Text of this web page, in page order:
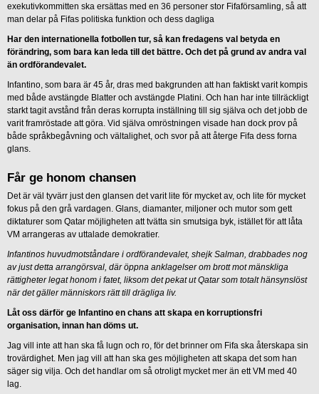
exekutivkommitten ska ersättas med en 36 personer stor Fifaförsamling, så att
man delar på Fifas politiska funktion och dess dagliga
Har den internationella fotbollen tur, så kan fredagens val betyda en
förändring, som bara kan leda till det bättre. Och det på grund av andra val
än ordförandevalet.
Infantino, som bara är 45 år, dras med bakgrunden att han faktiskt varit kompis
med både avstängde Blatter och avstängde Platini. Och han har inte tillräckligt
starkt tagit avstånd från deras korrupta inställning till sig själva och det jobb de
varit framröstade att göra. Vid själva omröstningen visade han dock prov på
både språkbegåvning och vältalighet, och svor på att återge Fifa dess forna
glans.
Får ge honom chansen
Det är väl tyvärr just den glansen det varit lite för mycket av, och lite för mycket
fokus på den grå vardagen. Glans, diamanter, miljoner och mutor som gett
diktaturer som Qatar möjligheten att tvätta sin smutsiga byk, istället för att låta
VM arrangeras av uttalade demokratier.
Infantinos huvudmotståndare i ordförandevalet, shejk Salman, drabbades nog
av just detta arrangörsval, där öppna anklagelser om brott mot mänskliga
rättigheter legat honom i fatet, liksom det pekat ut Qatar som totalt hänsynslöst
när det gäller människors rätt till drägliga liv.
Låt oss därför ge Infantino en chans att skapa en korruptionsfri
organisation, innan han döms ut.
Jag vill inte att han ska få lugn och ro, för det brinner om Fifa ska återskapa sin
trovärdighet. Men jag vill att han ska ges möjligheten att skapa det som han
säger sig vilja. Och det handlar om så otroligt mycket mer än ett VM med 40
lag.